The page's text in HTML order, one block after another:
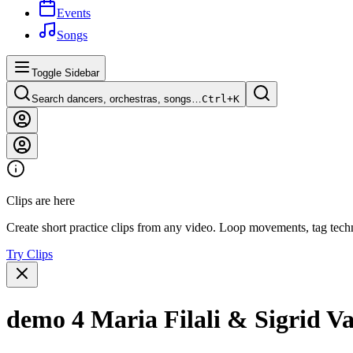
Events
Songs
Toggle Sidebar
Search dancers, orchestras, songs…Ctrl+K
Clips are here
Create short practice clips from any video. Loop movements, tag
Try Clips
demo 4 Maria Filali & Sigrid